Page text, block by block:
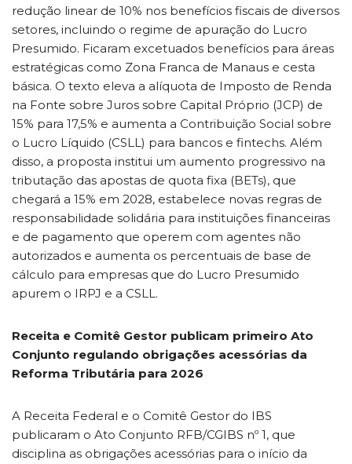
redução linear de 10% nos benefícios fiscais de diversos
setores, incluindo o regime de apuração do Lucro
Presumido. Ficaram excetuados benefícios para áreas
estratégicas como Zona Franca de Manaus e cesta
básica. O texto eleva a alíquota de Imposto de Renda
na Fonte sobre Juros sobre Capital Próprio (JCP) de
15% para 17,5% e aumenta a Contribuição Social sobre
o Lucro Líquido (CSLL) para bancos e fintechs. Além
disso, a proposta institui um aumento progressivo na
tributação das apostas de quota fixa (BETs), que
chegará a 15% em 2028, estabelece novas regras de
responsabilidade solidária para instituições financeiras
e de pagamento que operem com agentes não
autorizados e aumenta os percentuais de base de
cálculo para empresas que do Lucro Presumido
apurem o IRPJ e a CSLL.
Receita e Comitê Gestor publicam primeiro Ato
Conjunto regulando obrigações acessórias da
Reforma Tributária para 2026
A Receita Federal e o Comitê Gestor do IBS
publicaram o Ato Conjunto RFB/CGIBS nº 1, que
disciplina as obrigações acessórias para o início da